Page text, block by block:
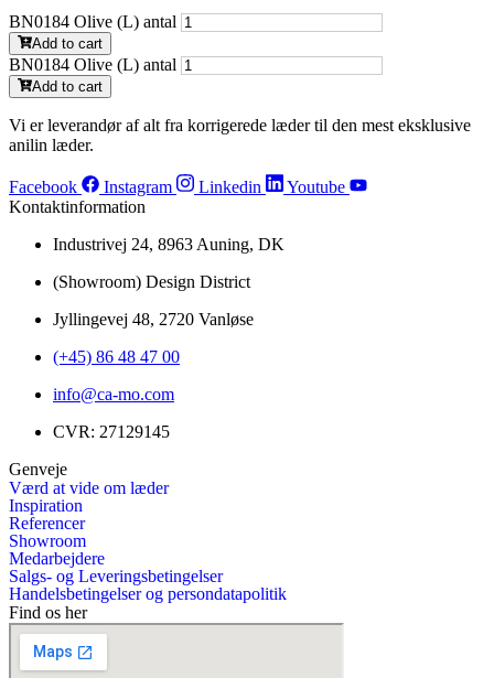
BN0184 Olive (L) antal
Add to cart
BN0184 Olive (L) antal
Add to cart
Vi er leverandør af alt fra korrigerede læder til den mest eksklusive
anilin læder.
Facebook Instagram Linkedin
Youtube
Kontaktinformation
Industrivej 24, 8963 Auning, DK
(Showroom) Design District
Jyllingevej 48, 2720 Vanløse
(+45) 86 48 47 00
info@ca-mo.com
CVR: 27129145
Genveje
Værd at vide om læder
Inspiration
Referencer
Showroom
Medarbejdere
Salgs- og Leveringsbetingelser
Handelsbetingelser og persondatapolitik
Find os her